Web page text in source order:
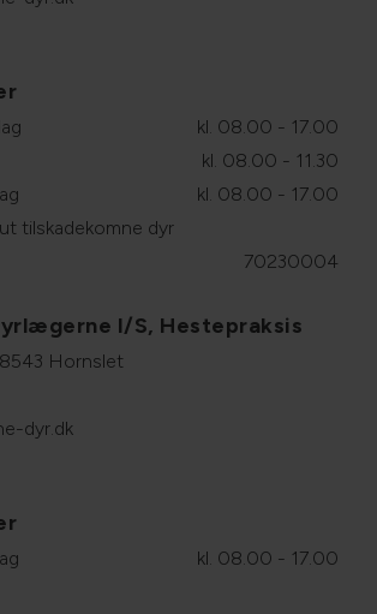
kl. 08.00 - 17.00
kl. 08.00 - 11.30
kl. 08.00 - 17.00
tilskadekomne dyr
70230004
I/S, Hestepraksis
Hornslet
dyr.dk
kl. 08.00 - 17.00